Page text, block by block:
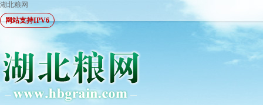
湖北粮网
网站支持IPV6